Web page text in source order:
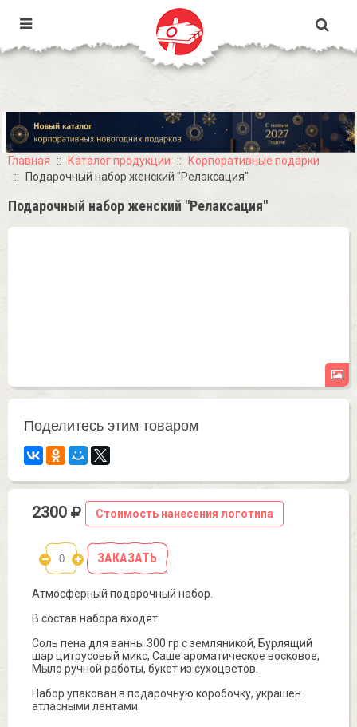
Главная Каталог продукции
Корпоративные подарки
Подарочный набор женский "Релаксация"
Подарочный набор женский "Релаксация"
Поделитесь этим товаром
2300 Стоимость нанесения логотипа
ЗАКАЗАТЬ
Атмосферный подарочный набор.
В состав набора входят:
Соль пена для ванны 300 гр с земляникой, Бурлящий
шар цитрусовый микс, Саше ароматическое восковое,
Мыло ручной работы, букет из сухоцветов.
Набор упакован в подарочную коробочку, украшен
атласными лентами.